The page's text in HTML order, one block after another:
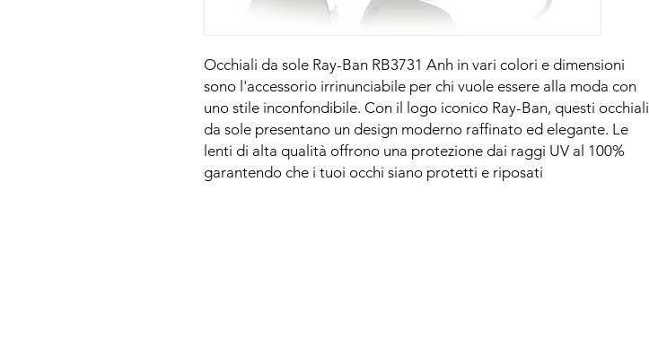
Occhiali da sole Ray-Ban RB3731 Anh in vari colori e dimensioni
sono l'accessorio irrinunciabile per chi vuole essere alla moda con
uno stile inconfondibile. Con il logo iconico Ray-Ban, questi occhiali
da sole presentano un design moderno raffinato ed elegante. Le
lenti di alta qualità offrono una protezione dai raggi UV al 100%
garantendo che i tuoi occhi siano protetti e riposati